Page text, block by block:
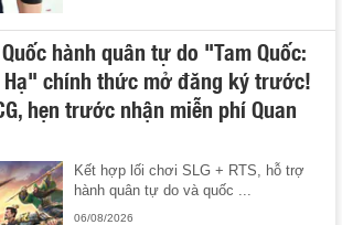
Quốc hành quân tự do "Tam Quốc:
Hạ" chính thức mở đăng ký trước!
hẹn trước nhận miễn phí Quan
Kết hợp lối chơi SLG + RTS, hỗ trợ
hành quân tự do và quốc ...
06/08/2026